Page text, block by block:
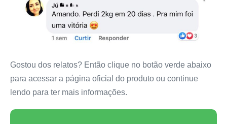
Gostou dos relatos? Então clique no botão verde abaixo
para acessar a página oficial do produto ou continue
lendo para ter mais informações.